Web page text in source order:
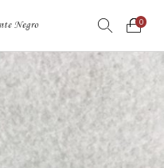
0
DECORACIÓN DINOSAURIOS